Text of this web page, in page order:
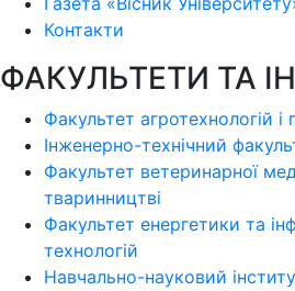
Контакти
ФАКУЛЬТЕТИ ТА
Факультет агротехнологій
Інженерно-технічний
Факультет ветеринарної
тваринництві
Факультет енергетики та
технологій
Навчально-науковий